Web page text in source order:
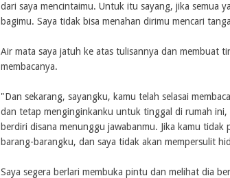
dari saya mencintaimu. Untuk itu sayang, jika semua
bagimu. Saya tidak bisa menahan dirimu mencari
Air mata saya jatuh ke atas tulisannya dan membuat
membacanya.
"Dan sekarang, sayangku, kamu telah selasai
dan tetap menginginkanku untuk tinggal di rumah
berdiri disana menunggu jawabanmu. Jika kamu
barang-barangku, dan saya tidak akan mempersulit
Saya segera berlari membuka pintu dan melihat dia